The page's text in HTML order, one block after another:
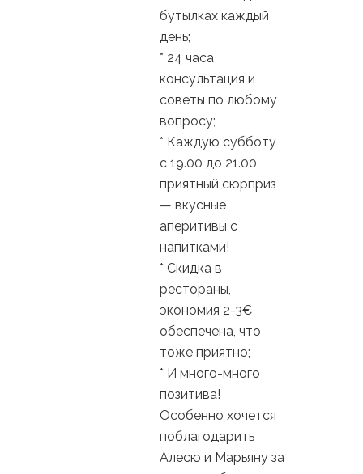
бутылках каждый
день;
* 24 часа
консультация и
советы по любому
вопросу;
* Каждую субботу
с 19.00 до 21.00
приятный сюрприз
— вкусные
аперитивы с
напитками!
* Скидка в
рестораны,
экономия 2-3€
обеспечена, что
тоже приятно;
* И много-много
позитива!
Особенно хочется
поблагодарить
Алесю и Марьяну за